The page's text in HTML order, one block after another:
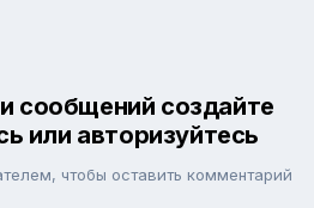
сообщений создайте
или авторизуйтесь
чтобы оставить комментарий